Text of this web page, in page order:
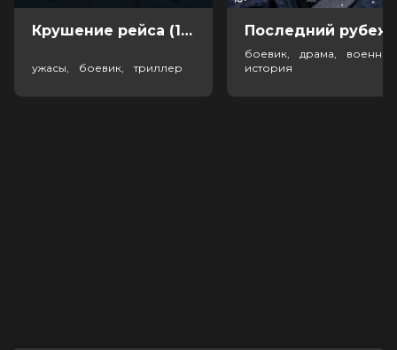
Крушение рейса (18+)
ужасы, боевик, триллер
боевик, драма,
история